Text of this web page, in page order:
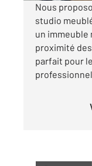
Nous
studio
un immeuble
proximité
parfait pour